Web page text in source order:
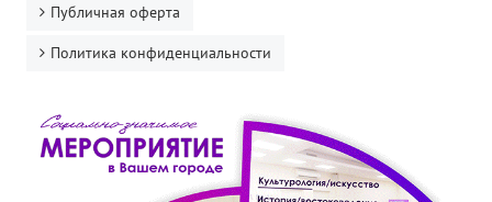
Публичная оферта
Политика конфиденциальности